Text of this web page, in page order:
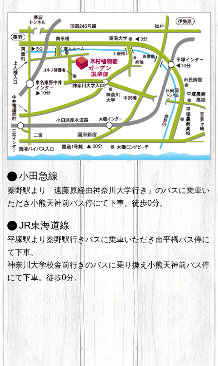
小田急線
秦野駅より「遠藤原経由神奈川大学行き」のバスに乗車い
ただき小熊天神前バス停にて下車。徒歩0分。
JR東海道線
平塚駅より秦野駅行きバスに乗車いただき南平橋バス停に
て下車。
神奈川大学校舎前行きのバスに乗り換え小熊天神前バス停
にて下車。徒歩0分。